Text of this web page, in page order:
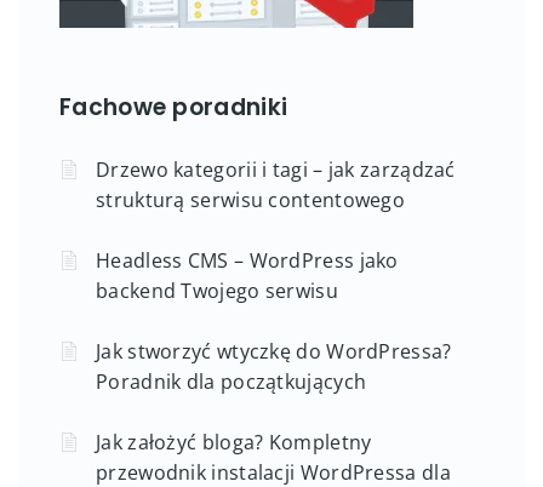
Fachowe poradniki
Drzewo kategorii i tagi – jak zarządzać
strukturą serwisu contentowego
Headless CMS – WordPress jako
backend Twojego serwisu
Jak stworzyć wtyczkę do WordPressa?
Poradnik dla początkujących
Jak założyć bloga? Kompletny
przewodnik instalacji WordPressa dla